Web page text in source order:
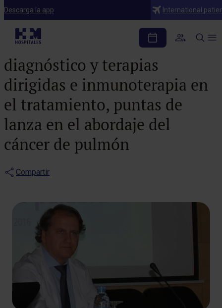
Descarga la app International
Notas de prensa
Biopsia líquida y
secuenciación masiva en el
diagnóstico y terapias
dirigidas e inmunoterapia en
el tratamiento, puntas de
lanza en el abordaje del
cáncer de pulmón
Compartir